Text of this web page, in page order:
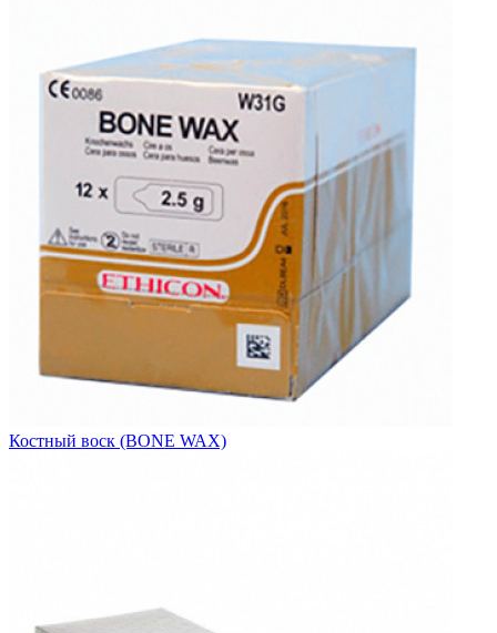
Костный воск (BONE WAX)